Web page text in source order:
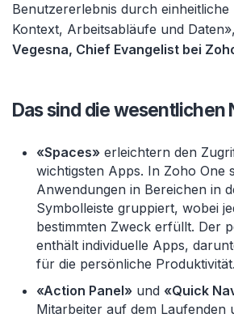
Benutzererlebnis durch einheitliche
Kontext, Arbeitsabläufe und
Vegesna, Chief Evangelist bei
Das sind die wesentlichen
«Spaces» erleichtern den
wichtigsten Apps. In Zoho One
Anwendungen in Bereichen in
Symbolleiste gruppiert, wobei
bestimmten Zweck erfüllt. Der
enthält individuelle Apps,
für die persönliche Produktivität.
«Action Panel» und «Quick
Mitarbeiter auf dem Laufenden